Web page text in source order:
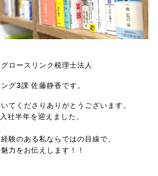
ロースリンク税理士法人
グ3課 佐藤静香です。
てくださりありがとうございます。
社半年を迎えました。
験のある私ならではの目線で、
力をお伝えします！！